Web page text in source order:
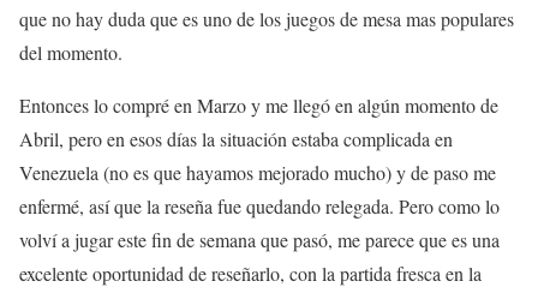
que no hay duda que es uno de los juegos de mesa mas populares
del momento.
Entonces lo compré en Marzo y me llegó en algún momento de
Abril, pero en esos días la situación estaba complicada en
Venezuela (no es que hayamos mejorado mucho) y de paso me
enfermé, así que la reseña fue quedando relegada. Pero como lo
volví a jugar este fin de semana que pasó, me parece que es una
excelente oportunidad de reseñarlo, con la partida fresca en la